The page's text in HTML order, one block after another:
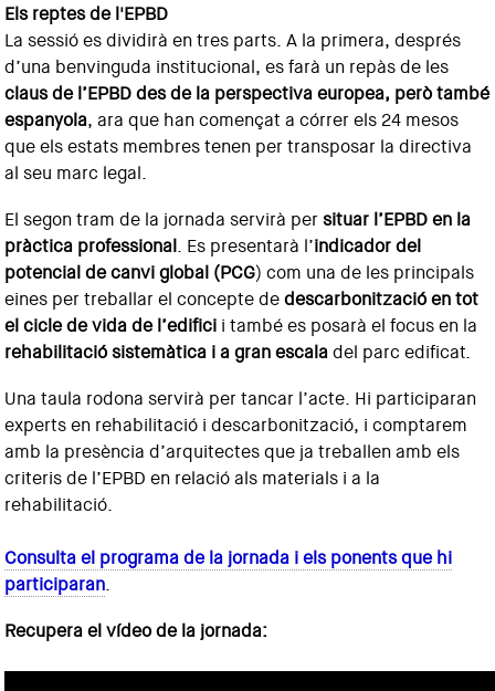
Els reptes de l'EPBD
La sessió es dividirà en tres parts. A la primera, després
d’una benvinguda institucional, es farà un repàs de les
claus de l’EPBD des de la perspectiva europea, però també
espanyola, ara que han començat a córrer els 24 mesos
que els estats membres tenen per transposar la directiva
al seu marc legal.
El segon tram de la jornada servirà persituar l’EPBD en la
pràctica professional. Es presentarà l’indicador del
potencial de canvi global (PCG) com una de les principals
eines per treballar el concepte dedescarbonització en tot
el cicle de vida de l’edifici i també es posarà el focus en la
rehabilitació sistemàtica i a gran escaladel parc edificat.
Una taula rodona servirà per tancar l’acte. Hi participaran
experts en rehabilitació i descarbonització, i comptarem
amb la presència d’arquitectes que ja treballen amb els
criteris de l’EPBD en relació als materials i a la
rehabilitació.
Consulta el programa de la jornada i els ponents que hi
participaran.
Recupera el vídeo de la jornada: